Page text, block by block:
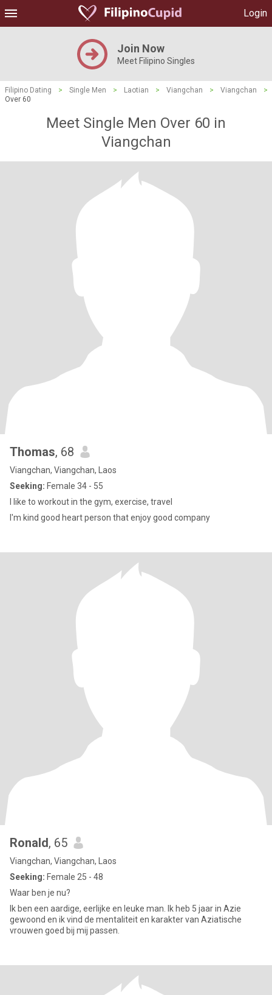
Login
Join Now
Meet Filipino Singles
Filipino Dating > Single Men > Laotian > Viangchan > Viangchan
>
Over 60
Meet Single Men Over 60 in
Viangchan
Thomas, 68
Viangchan, Viangchan, Laos
Seeking: Female 34 - 55
I like to workout in the gym, exercise, travel
I'm kind good heart person that enjoy good company
Ronald, 65
Viangchan, Viangchan, Laos
Seeking: Female 25 - 48
Waar ben je nu?
Ik ben een aardige, eerlijke en leuke man. Ik heb 5 jaar in Azie
gewoond en ik vind de mentaliteit en karakter van Aziatische
vrouwen goed bij mij passen.